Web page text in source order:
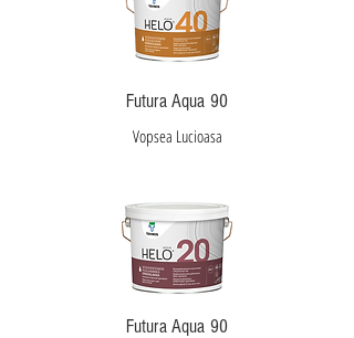
Futura Aqua 90
Vopsea Lucioasa
Futura Aqua 90